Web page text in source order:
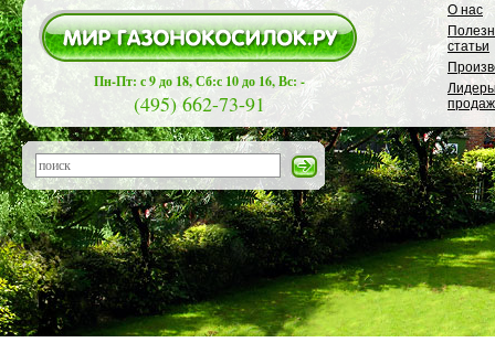
Пн-Пт: с 9 до 18, Сб:с 10 до 16, Вс: -
(495) 662-73-91
О нас
статьи
продаж